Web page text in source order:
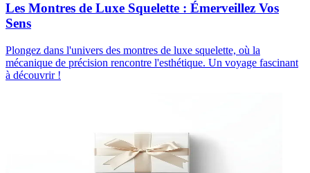
Les Montres de Luxe Squelette : Émerveillez Vos
Sens
Plongez dans l'univers des montres de luxe squelette, où la
mécanique de précision rencontre l'esthétique. Un voyage fascinant
à découvrir !